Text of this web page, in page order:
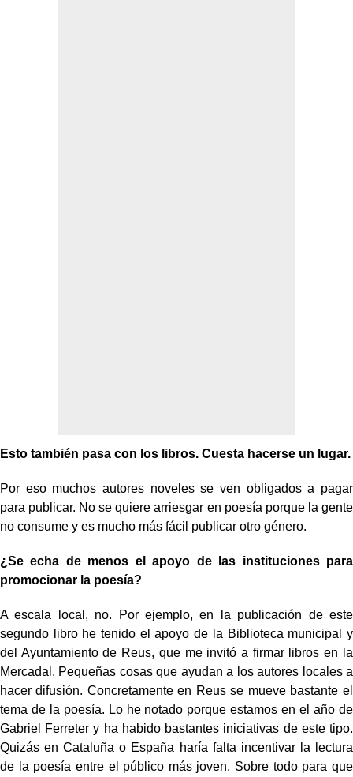
Esto también pasa con los libros. Cuesta hacerse un lugar.
Por eso muchos autores noveles se ven obligados a pagar
para publicar. No se quiere arriesgar en poesía porque la gente
no consume y es mucho más fácil publicar otro género.
¿Se echa de menos el apoyo de las instituciones para
promocionar la poesía?
A escala local, no. Por ejemplo, en la publicación de este
segundo libro he tenido el apoyo de la Biblioteca municipal y
del Ayuntamiento de Reus, que me invitó a firmar libros en la
Mercadal. Pequeñas cosas que ayudan a los autores locales a
hacer difusión. Concretamente en Reus se mueve bastante el
tema de la poesía. Lo he notado porque estamos en el año de
Gabriel Ferreter y ha habido bastantes iniciativas de este tipo.
Quizás en Cataluña o España haría falta incentivar la lectura
de la poesía entre el público más joven. Sobre todo para que